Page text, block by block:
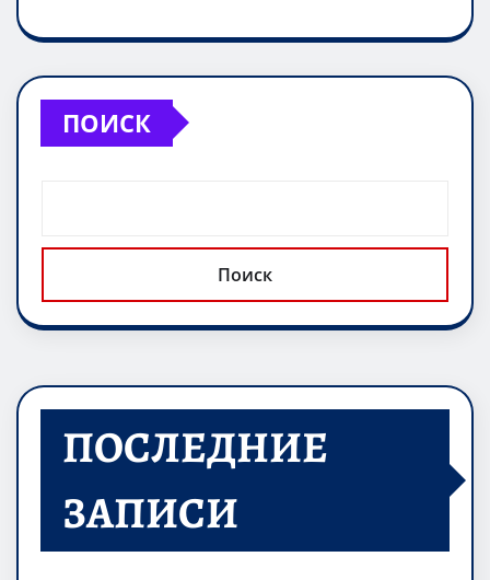
n
o
kl
a
ki
at
s
A
p
er e
gr
п
р
ь
ПОИСК
Поиск
ПОСЛЕДНИЕ
ЗАПИСИ